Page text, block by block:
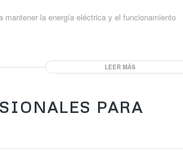
la energía eléctrica y el funcionamiento
LEER MÁS
PARA